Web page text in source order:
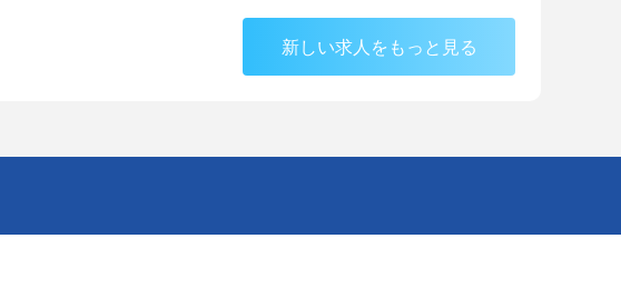
新しい求人をもっと見る